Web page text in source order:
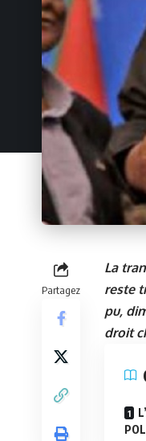
Partagez
La
reste
pu,
droit